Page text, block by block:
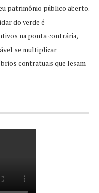
patrimônio público aberto.
do verde é
na ponta contrária,
se multiplicar
contratuais que lesam